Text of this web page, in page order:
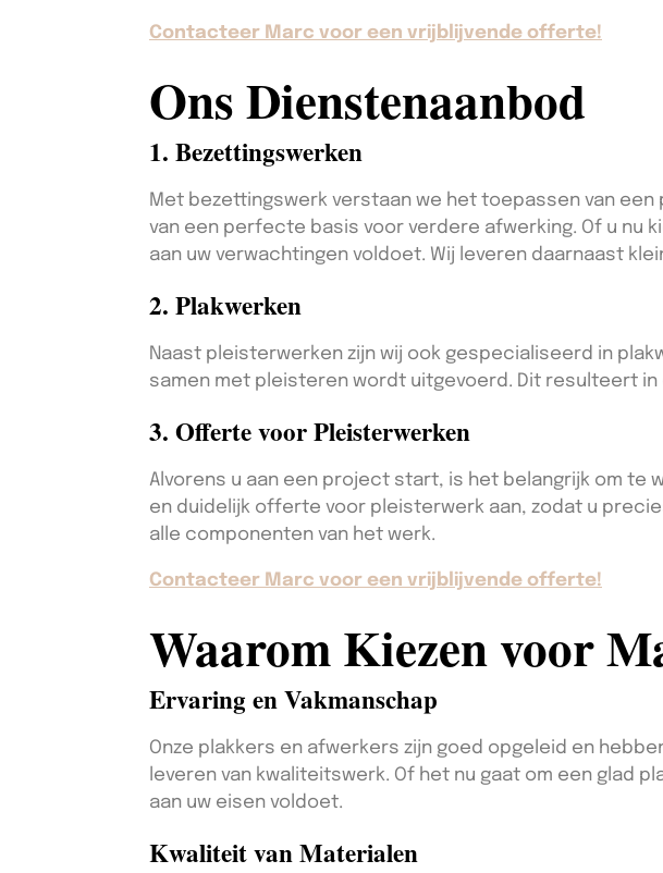
Contacteer Marc voor een vrijblijvende offerte!
Ons Dienstenaanbod
1. Bezettingswerken
Met bezettingswerk verstaan we het toepassen van
van een perfecte basis voor verdere afwerking. Of u
aan uw verwachtingen voldoet. Wij leveren daarnaast
2. Plakwerken
Naast pleisterwerken zijn wij ook gespecialiseerd in
samen met pleisteren wordt uitgevoerd. Dit resulteert
3. Offerte voor Pleisterwerken
Alvorens u aan een project start, is het belangrijk om te
en duidelijk offerte voor pleisterwerk aan, zodat u
alle componenten van het werk.
Contacteer Marc voor een vrijblijvende offerte!
Waarom Kiezen voor
Ervaring en Vakmanschap
Onze plakkers en afwerkers zijn goed opgeleid en
leveren van kwaliteitswerk. Of het nu gaat om een glad
aan uw eisen voldoet.
Kwaliteit van Materialen